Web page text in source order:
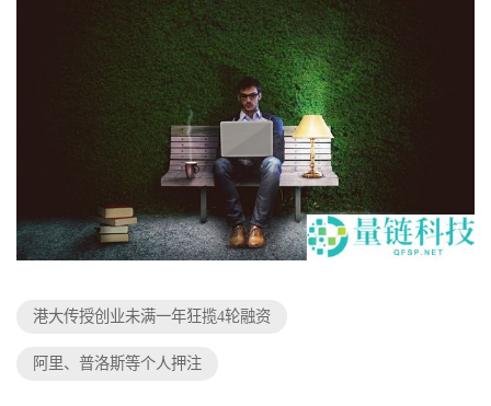
港大传授创业未满一年狂揽4轮融资
阿里、普洛斯等个人押注